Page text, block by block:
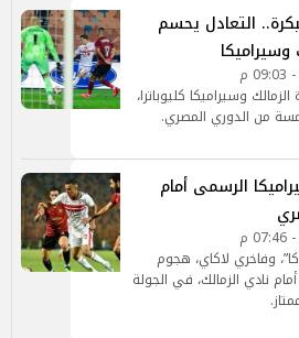
التعادل يحسم
وسيراميكا
وسيراميكا كليوباترا،
من الدوري المصري.
الرسمى أمام
وفاخري لاكاي، هجوم
نادي الزمالك، في الجولة